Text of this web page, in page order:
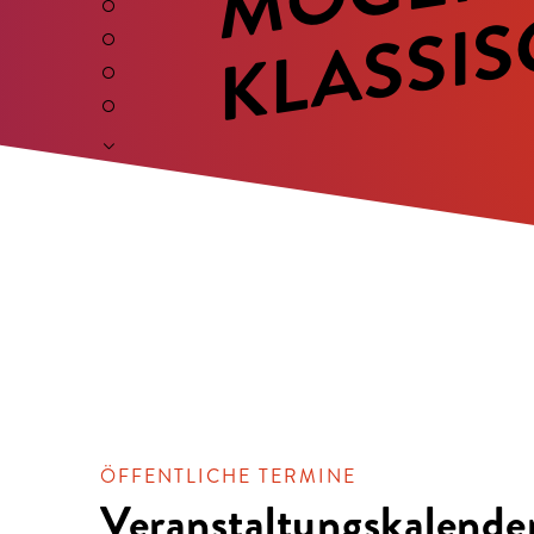
ÖFFENTLICHE TERMINE